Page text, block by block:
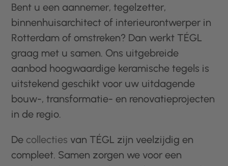
Bent u een aannemer, tegelzetter,
binnenhuisarchitect of interieurontwerper in
Rotterdam of omstreken? Dan werkt TÉGL
graag met u samen. Ons uitgebreide
aanbod hoogwaardige keramische tegels is
uitstekend geschikt voor uw uitdagende
bouw-, transformatie- en renovatieprojecten
in de regio.
De collecties van TÉGL zijn veelzijdig en
compleet. Samen zorgen we voor een